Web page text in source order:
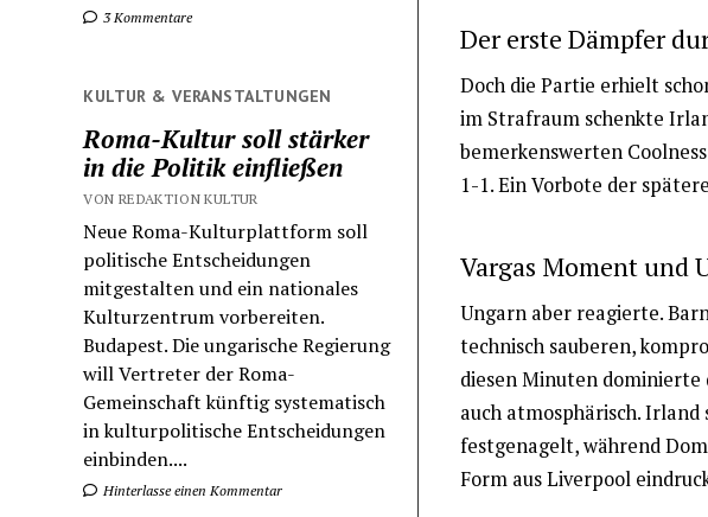
3 Kommentare
KULTUR & VERANSTALTUNGEN
Roma-Kultur soll stärker
in die Politik einfließen
VON REDAKTION KULTUR
Neue Roma-Kulturplattform soll
politische Entscheidungen
mitgestalten und ein nationales
Kulturzentrum vorbereiten.
Budapest. Die ungarische Regierung
will Vertreter der Roma-
Gemeinschaft künftig systematisch
in kulturpolitische Entscheidungen
einbinden....
Hinterlasse einen Kommentar
Der erste Dämpfer
Doch die Partie erhielt
im Strafraum schenkte
bemerkenswerten
1-1. Ein Vorbote der
Vargas Moment und
Ungarn aber reagierte.
technisch sauberen,
diesen Minuten dominierte
auch atmosphärisch.
festgenagelt, während
Form aus Liverpool